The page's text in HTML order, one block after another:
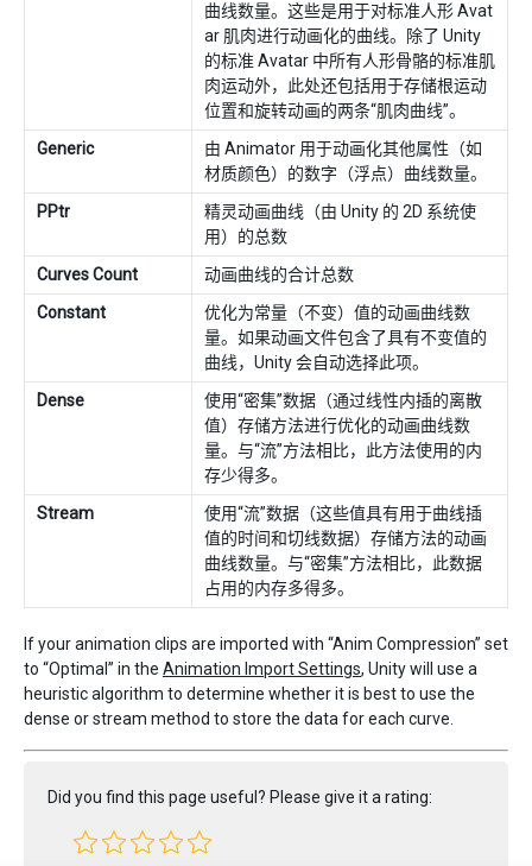
曲线数量。这些是用于对标准人形 Avat
ar 肌肉进行动画化的曲线。除了 Unity
的标准 Avatar 中所有人形骨骼的标准肌
肉运动外，此处还包括用于存储根运动
位置和旋转动画的两条“肌肉曲线”。
Generic
由 Animator 用于动画化其他属性（如
材质颜色）的数字（浮点）曲线数量。
PPtr
精灵动画曲线（由 Unity 的 2D 系统使
用）的总数
Curves Count
动画曲线的合计总数
Constant
优化为常量（不变）值的动画曲线数
量。如果动画文件包含了具有不变值的
曲线，Unity 会自动选择此项。
Dense
使用“密集”数据（通过线性内插的离散
值）存储方法进行优化的动画曲线数
量。与“流”方法相比，此方法使用的内
存少得多。
Stream
使用“流”数据（这些值具有用于曲线插
值的时间和切线数据）存储方法的动画
曲线数量。与“密集”方法相比，此数据
占用的内存多得多。
If your animation clips are imported with “Anim Compression” set
to “Optimal” in the Animation Import Settings, Unity will use a
heuristic algorithm to determine whether it is best to use the
dense or stream method to store the data for each curve.
Did you find this page useful? Please give it a rating: